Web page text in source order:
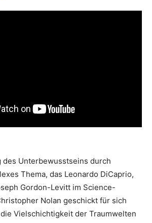
des Unterbewusstseins durch
Thema, das Leonardo DiCaprio,
Gordon-Levitt im Science-
Nolan geschickt für sich
Vielschichtigkeit der Traumwelten